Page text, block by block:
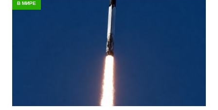
В МИРЕ